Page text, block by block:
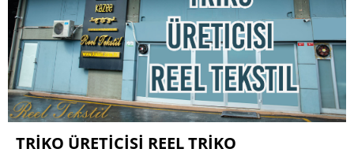
TRIKO ÜRETICISI REEL TRIKO